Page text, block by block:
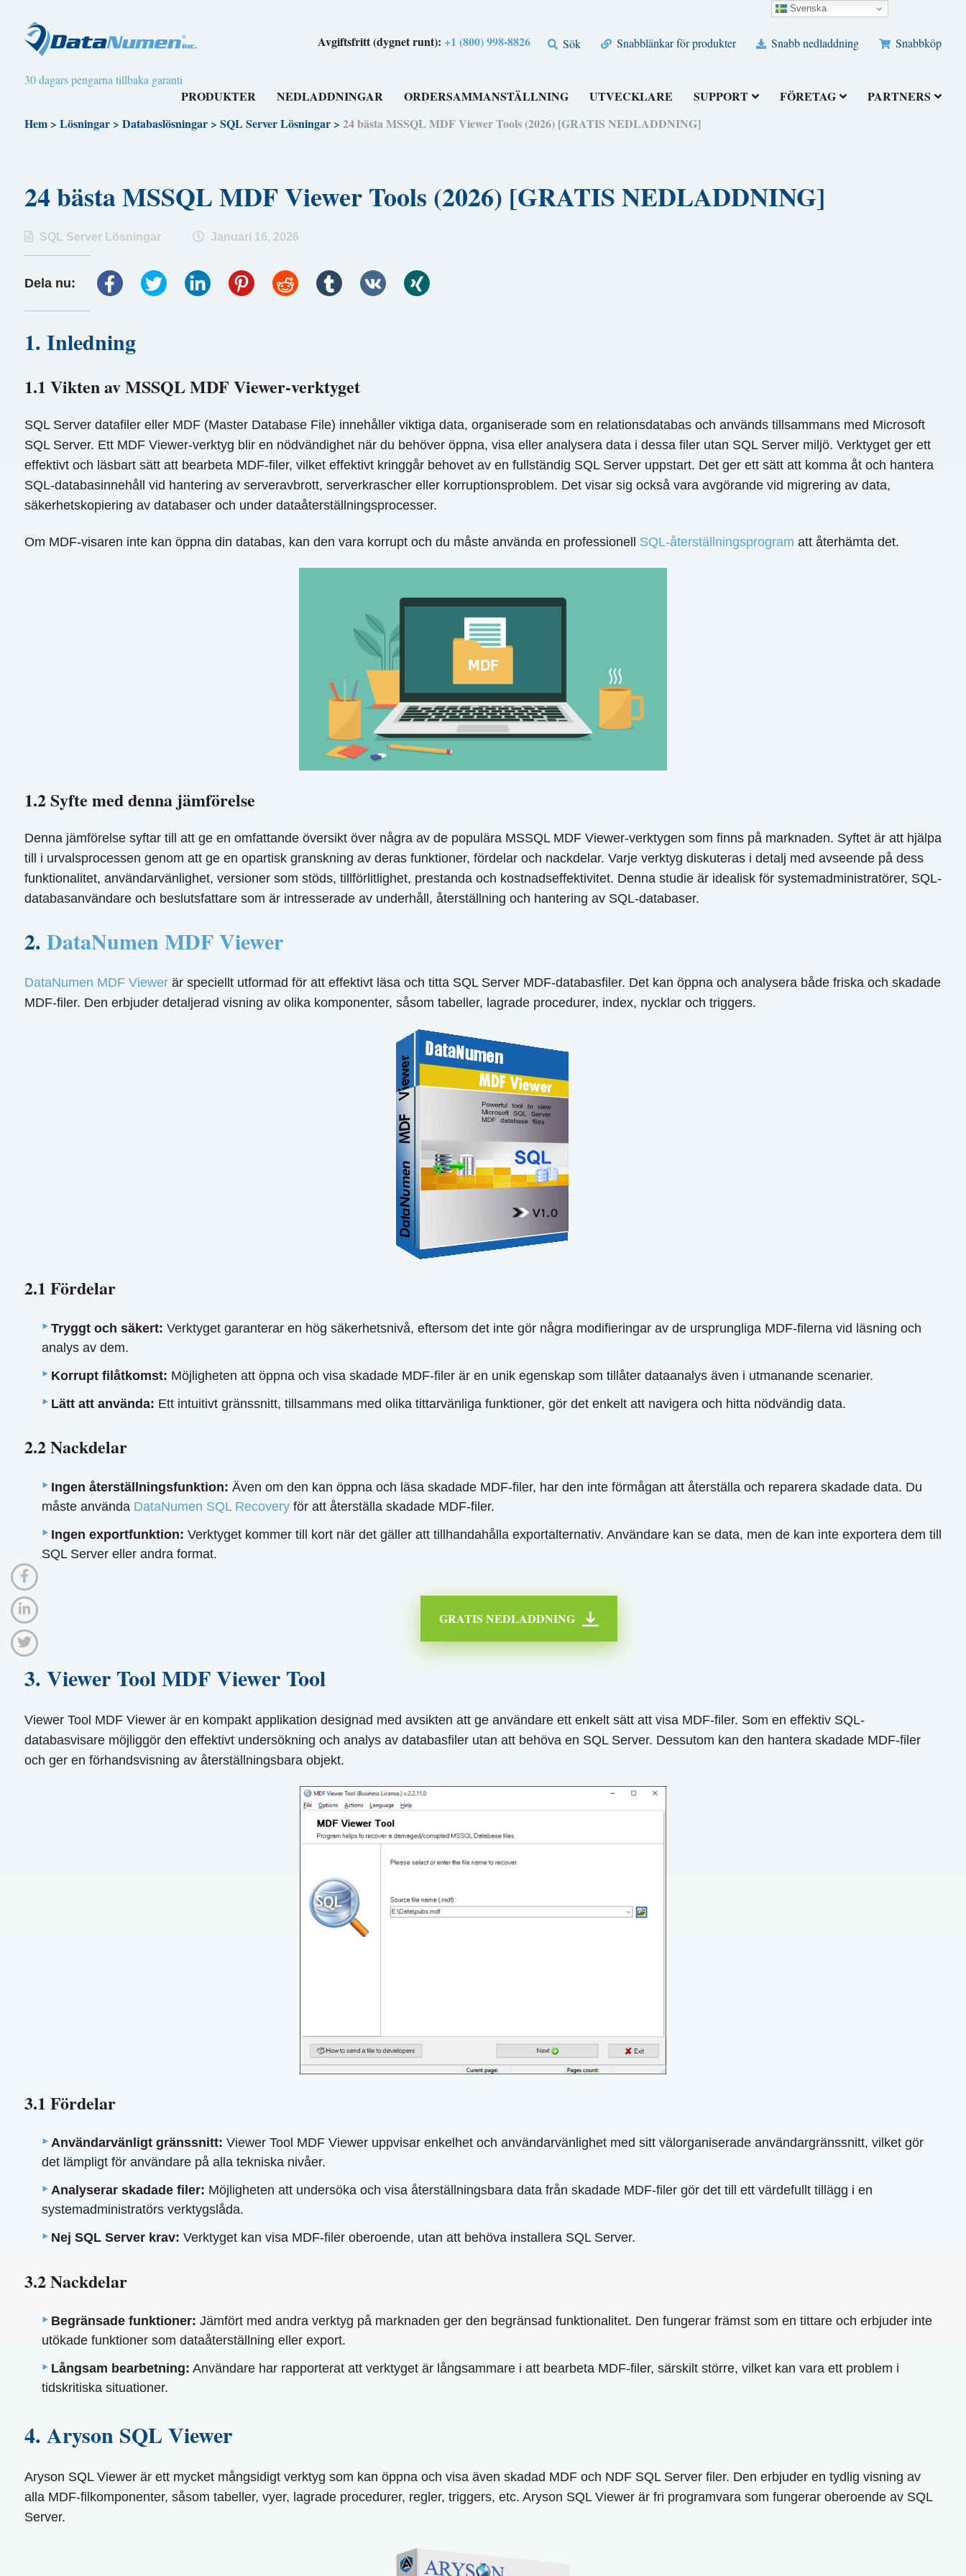
Avgiftsfritt (dygnet runt):+1 (800) 998-8826 Sök Snabblänkar för produkter Snabb nedladdning Snabbköp
30 dagars pengarna tillbaka garanti
PRODUKTER NEDLADDNINGAR ORDERSAMMANSTÄLLNING UTVECKLARE SUPPORT FÖRETAG
PARTNERS
Hem> Lösningar> Databaslösningar> SQL Server Lösningar> 24 bästa MSSQL MDF Viewer Tools (2026) [GRATIS NEDLADDNING]
24 bästa MSSQL MDF Viewer Tools (2026) [GRATIS NEDLADDNING]
SQL Server Lösningar Januari 16, 2026
Dela nu:
1. Inledning
1.1 Vikten av MSSQL MDF Viewer-verktyget
SQL Server datafiler eller MDF (Master Database File) innehåller viktiga data, organiserade som en relationsdatabas och används tillsammans med Microsoft
SQL Server. Ett MDF Viewer-verktyg blir en nödvändighet när du behöver öppna, visa eller analysera data i dessa filer utan SQL Server miljö. Verktyget ger ett
effektivt och läsbart sätt att bearbeta MDF-filer, vilket effektivt kringgår behovet av en fullständig SQL Server uppstart. Det ger ett sätt att komma åt och hantera
SQL-databasinnehåll vid hantering av serveravbrott, serverkrascher eller korruptionsproblem. Det visar sig också vara avgörande vid migrering av data,
säkerhetskopiering av databaser och under dataåterställningsprocesser.
Om MDF-visaren inte kan öppna din databas, kan den vara korrupt och du måste använda en professionell SQL-återställningsprogram att återhämta det.
1.2 Syfte med denna jämförelse
Denna jämförelse syftar till att ge en omfattande översikt över några av de populära MSSQL MDF Viewer-verktygen som finns på marknaden. Syftet är att hjälpa
till i urvalsprocessen genom att ge en opartisk granskning av deras funktioner, fördelar och nackdelar. Varje verktyg diskuteras i detalj med avseende på dess
funktionalitet, användarvänlighet, versioner som stöds, tillförlitlighet, prestanda och kostnadseffektivitet. Denna studie är idealisk för systemadministratörer, SQL-
databasanvändare och beslutsfattare som är intresserade av underhåll, återställning och hantering av SQL-databaser.
2. DataNumen MDF Viewer
DataNumen MDF Viewerär speciellt utformad för att effektivt läsa och titta SQL Server MDF-databasfiler. Det kan öppna och analysera både friska och skadade
MDF-filer. Den erbjuder detaljerad visning av olika komponenter, såsom tabeller, lagrade procedurer, index, nycklar och triggers.
2.1 Fördelar
Tryggt och säkert: Verktyget garanterar en hög säkerhetsnivå, eftersom det inte gör några modifieringar av de ursprungliga MDF-filerna vid läsning och
analys av dem.
Korrupt filåtkomst: Möjligheten att öppna och visa skadade MDF-filer är en unik egenskap som tillåter dataanalys även i utmanande scenarier.
Lätt att använda: Ett intuitivt gränssnitt, tillsammans med olika tittarvänliga funktioner, gör det enkelt att navigera och hitta nödvändig data.
2.2 Nackdelar
Ingen återställningsfunktion: Även om den kan öppna och läsa skadade MDF-filer, har den inte förmågan att återställa och reparera skadade data. Du
måste använda DataNumen SQL Recovery för att återställa skadade MDF-filer.
Ingen exportfunktion: Verktyget kommer till kort när det gäller att tillhandahålla exportalternativ. Användare kan se data, men de kan inte exportera dem till
SQL Server eller andra format.
GRATIS NEDLADDNING
3. Viewer Tool MDF Viewer Tool
Viewer Tool MDF Viewer är en kompakt applikation designad med avsikten att ge användare ett enkelt sätt att visa MDF-filer. Som en effektiv SQL-
databasvisare möjliggör den effektivt undersökning och analys av databasfiler utan att behöva en SQL Server. Dessutom kan den hantera skadade MDF-filer
och ger en förhandsvisning av återställningsbara objekt.
3.1 Fördelar
Användarvänligt gränssnitt: Viewer Tool MDF Viewer uppvisar enkelhet och användarvänlighet med sitt välorganiserade användargränssnitt, vilket gör
det lämpligt för användare på alla tekniska nivåer.
Analyserar skadade filer: Möjligheten att undersöka och visa återställningsbara data från skadade MDF-filer gör det till ett värdefullt tillägg i en
systemadministratörs verktygslåda.
Nej SQL Server krav: Verktyget kan visa MDF-filer oberoende, utan att behöva installera SQL Server.
3.2 Nackdelar
Begränsade funktioner: Jämfört med andra verktyg på marknaden ger den begränsad funktionalitet. Den fungerar främst som en tittare och erbjuder inte
utökade funktioner som dataåterställning eller export.
Långsam bearbetning: Användare har rapporterat att verktyget är långsammare i att bearbeta MDF-filer, särskilt större, vilket kan vara ett problem i
tidskritiska situationer.
4. Aryson SQL Viewer
Aryson SQL Viewer är ett mycket mångsidigt verktyg som kan öppna och visa även skadad MDF och NDF SQL Server filer. Den erbjuder en tydlig visning av
alla MDF-filkomponenter, såsom tabeller, vyer, lagrade procedurer, regler, triggers, etc. Aryson SQL Viewer är fri programvara som fungerar oberoende av SQL
Server.
Svenska